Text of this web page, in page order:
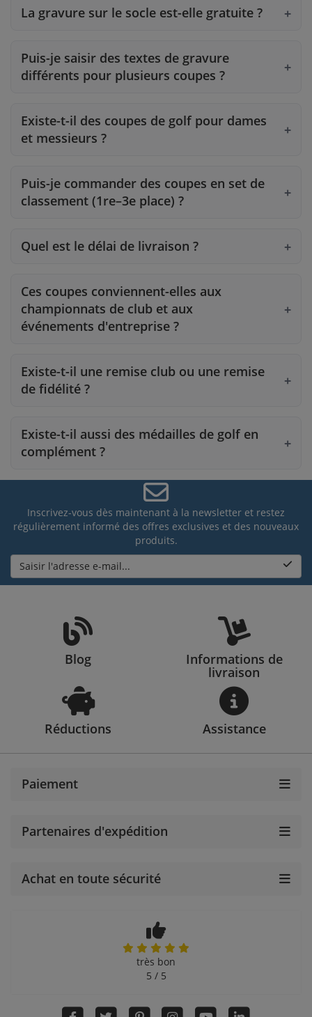
La gravure sur le socle est-elle gratuite ?
Puis-je saisir des textes de gravure
différents pour plusieurs coupes ?
Existe-t-il des coupes de golf pour dames
et messieurs ?
Puis-je commander des coupes en set de
classement (1re–3e place) ?
Quel est le délai de livraison ?
Ces coupes conviennent-elles aux
championnats de club et aux
événements d'entreprise ?
Existe-t-il une remise club ou une remise
de fidélité ?
Existe-t-il aussi des médailles de golf en
complément ?
Inscrivez-vous dès maintenant à la newsletter et restez
régulièrement informé des offres exclusives et des nouveaux
produits.
Saisir l'adresse e-mail...
Blog Informations de
livraison
Réductions Assistance
Paiement
Partenaires d'expédition
Achat en toute sécurité
très bon
5 / 5